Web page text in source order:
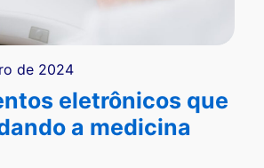
de 2024
eletrônicos que
a medicina